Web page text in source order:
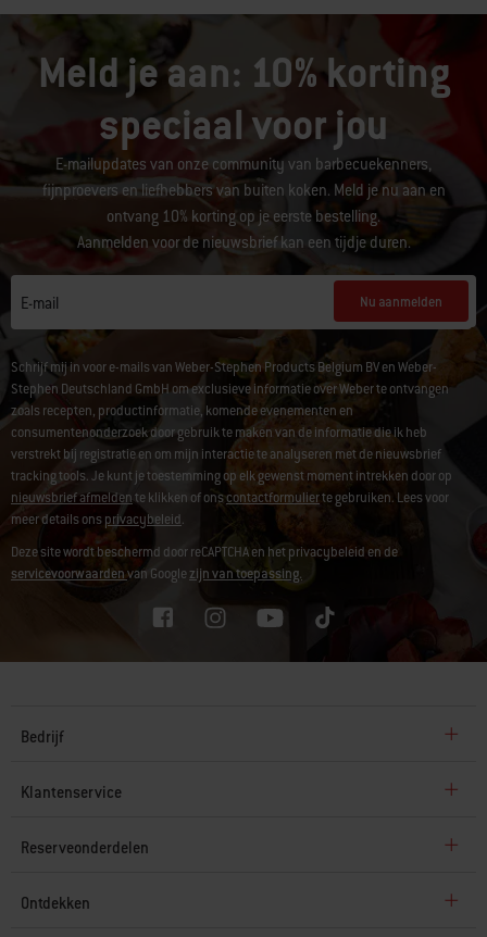
Meld je aan: 10% korting
speciaal voor jou
E-mailupdates van onze community van barbecuekenners,
fijnproevers en liefhebbers van buiten koken. Meld je nu aan en
ontvang 10% korting op je eerste bestelling.
Aanmelden voor de nieuwsbrief kan een tijdje duren.
E-mail Nu aanmelden
Schrijf mij in voor e-mails van Weber-Stephen Products Belgium BV en Weber-
Stephen Deutschland GmbH om exclusieve informatie over Weber te ontvangen
zoals recepten, productinformatie, komende evenementen en
consumentenonderzoek door gebruik te maken van de informatie die ik heb
verstrekt bij registratie en om mijn interactie te analyseren met de nieuwsbrief
tracking tools. Je kunt je toestemming op elk gewenst moment intrekken door op
nieuwsbrief afmeldente klikken of onscontactformulierte gebruiken. Lees voor
meer details onsprivacybeleid.
Deze site wordt beschermd door reCAPTCHA en het privacybeleid en de
servicevoorwaardenvan Googlezijn van toepassing.
Bedrijf
Klantenservice
Reserveonderdelen
Ontdekken